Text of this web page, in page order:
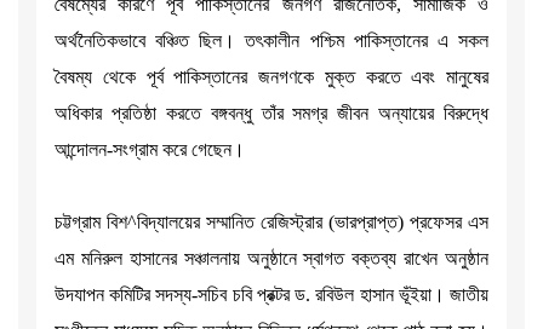
বৈষম্যের কারণে পূর্ব পাকিস্তানের জনগণ রাজনৈতিক, সামাজিক ও
অর্থনৈতিকভাবে বঞ্চিত ছিল। তৎকালীন পশ্চিম পাকিস্তানের এ সকল
বৈষম্য থেকে পূর্ব পাকিস্তানের জনগণকে মুক্ত করতে এবং মানুষের
অধিকার প্রতিষ্ঠা করতে বঙ্গবন্ধু তাঁর সমগ্র জীবন অন্যায়ের বিরুদ্ধে
আন্দোলন-সংগ্রাম করে গেছেন।
চট্টগ্রাম বিশ^বিদ্যালয়ের সম্মানিত রেজিস্ট্রার (ভারপ্রাপ্ত) প্রফেসর এস
এম মনিরুল হাসানের সঞ্চালনায় অনুষ্ঠানে স্বাগত বক্তব্য রাখেন অনুষ্ঠান
উদযাপন কমিটির সদস্য-সচিব চবি প্রক্টর ড. রবিউল হাসান ভূঁইয়া। জাতীয়